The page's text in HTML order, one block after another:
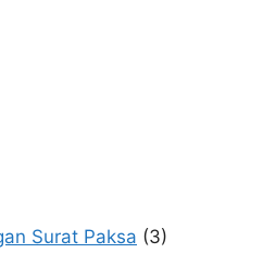
Surat Paksa (3)